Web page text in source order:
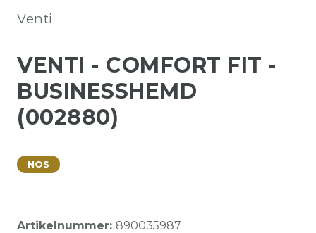
Venti
VENTI - COMFORT FIT -
BUSINESSHEMD
(002880)
NOS
Artikelnummer: 890035987